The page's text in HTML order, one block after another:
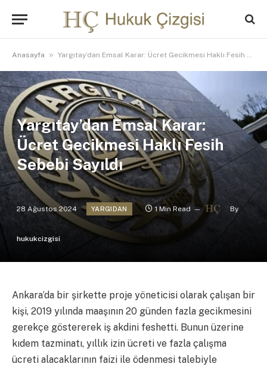
Anasayfa » Yargıtay’dan Emsal Karar: Ücret Gecikmesi Haklı Fesih Sebebi Sayıldı
Yargıtay’dan Emsal Karar:
Ücret Gecikmesi Haklı Fesih
Sebebi Sayıldı
28 Ağustos 2024 YARGIDAN 1 Min Read By
hukukcizgisi
Ankara’da bir şirkette proje yöneticisi olarak çalışan bir
kişi, 2019 yılında maaşının 20 günden fazla gecikmesini
gerekçe göstererek iş akdini feshetti. Bunun üzerine
kıdem tazminatı, yıllık izin ücreti ve fazla çalışma
ücreti alacaklarının faizi ile ödenmesi talebiyle